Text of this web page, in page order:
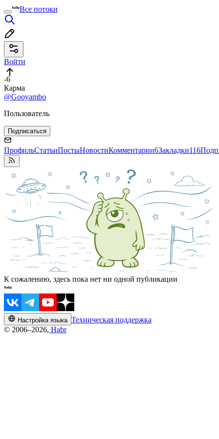
Все потоки
Войти
-6
Карма
@Gooyambo
Пользователь
Подписаться
ПрофильСтатьиПостыНовостиКомментарии6Закладки116
К сожалению, здесь пока нет ни одной публикации
Настройка языка Техническая поддержка
© 2006–2026, Habr